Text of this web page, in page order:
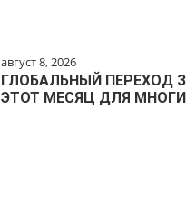
август 8, 2026
ГЛОБАЛЬНЫЙ ПЕРЕХОД
ЭТОТ МЕСЯЦ ДЛЯ